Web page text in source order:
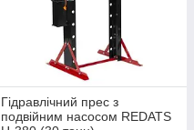
Гідравлічний прес з
подвійним насосом REDATS